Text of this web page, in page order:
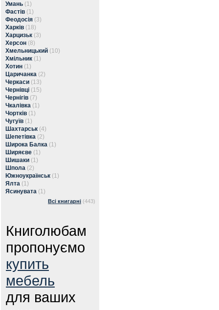
Умань (1)
Фастів (1)
Феодосія (3)
Харків (18)
Харцизьк (3)
Херсон (8)
Хмельницький (10)
Хмільник (1)
Хотин (1)
Царичанка (2)
Черкаси (13)
Чернівці (15)
Чернігів (7)
Чкалівка (1)
Чортків (1)
Чугуїв (1)
Шахтарськ (4)
Шепетівка (2)
Широка Балка (1)
Ширяєве (1)
Шишаки (1)
Шпола (2)
Южноукраїнськ (1)
Ялта (1)
Ясинувата (1)
Всі книгарні (443)
Книголюбам
пропонуємо
купить
мебель
для ваших